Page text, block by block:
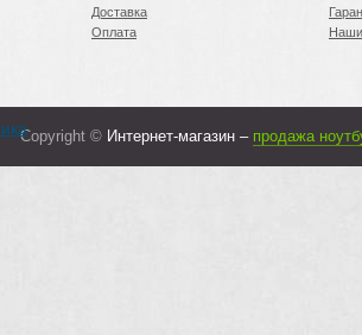
Доставка
Оплата
Copyright © Интернет-магазин – продажа